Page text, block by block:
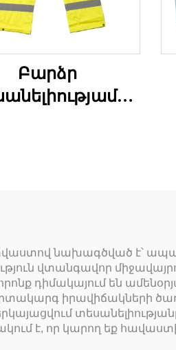
Բարձր
նախագծված է՝
վտանգավոր
դիմակայում են
իրավիճակների
է, որ կարող եք հավաստի